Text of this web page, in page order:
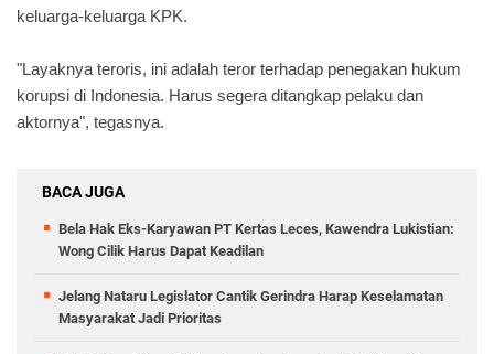
keluarga-keluarga KPK.
"Layaknya teroris, ini adalah teror terhadap penegakan hukum
korupsi di Indonesia. Harus segera ditangkap pelaku dan
aktornya", tegasnya.
BACA JUGA
Bela Hak Eks-Karyawan PT Kertas Leces, Kawendra Lukistian:
Wong Cilik Harus Dapat Keadilan
Jelang Nataru Legislator Cantik Gerindra Harap Keselamatan
Masyarakat Jadi Prioritas